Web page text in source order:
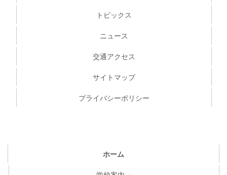
トピックス
ニュース
交通アクセス
サイトマップ
プライバシーポリシー
ホーム